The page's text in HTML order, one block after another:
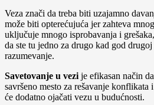
Veza znači da treba biti uzajamno
može biti opterećujuća jer zahteva
uključuje mnogo isprobavanja i
da ste tu jedno za drugo kad god
razumevanje.
Savetovanje u vezi je efikasan način
savršeno mesto za rešavanje konflikata
će dodatno ojačati vezu u budućnosti.